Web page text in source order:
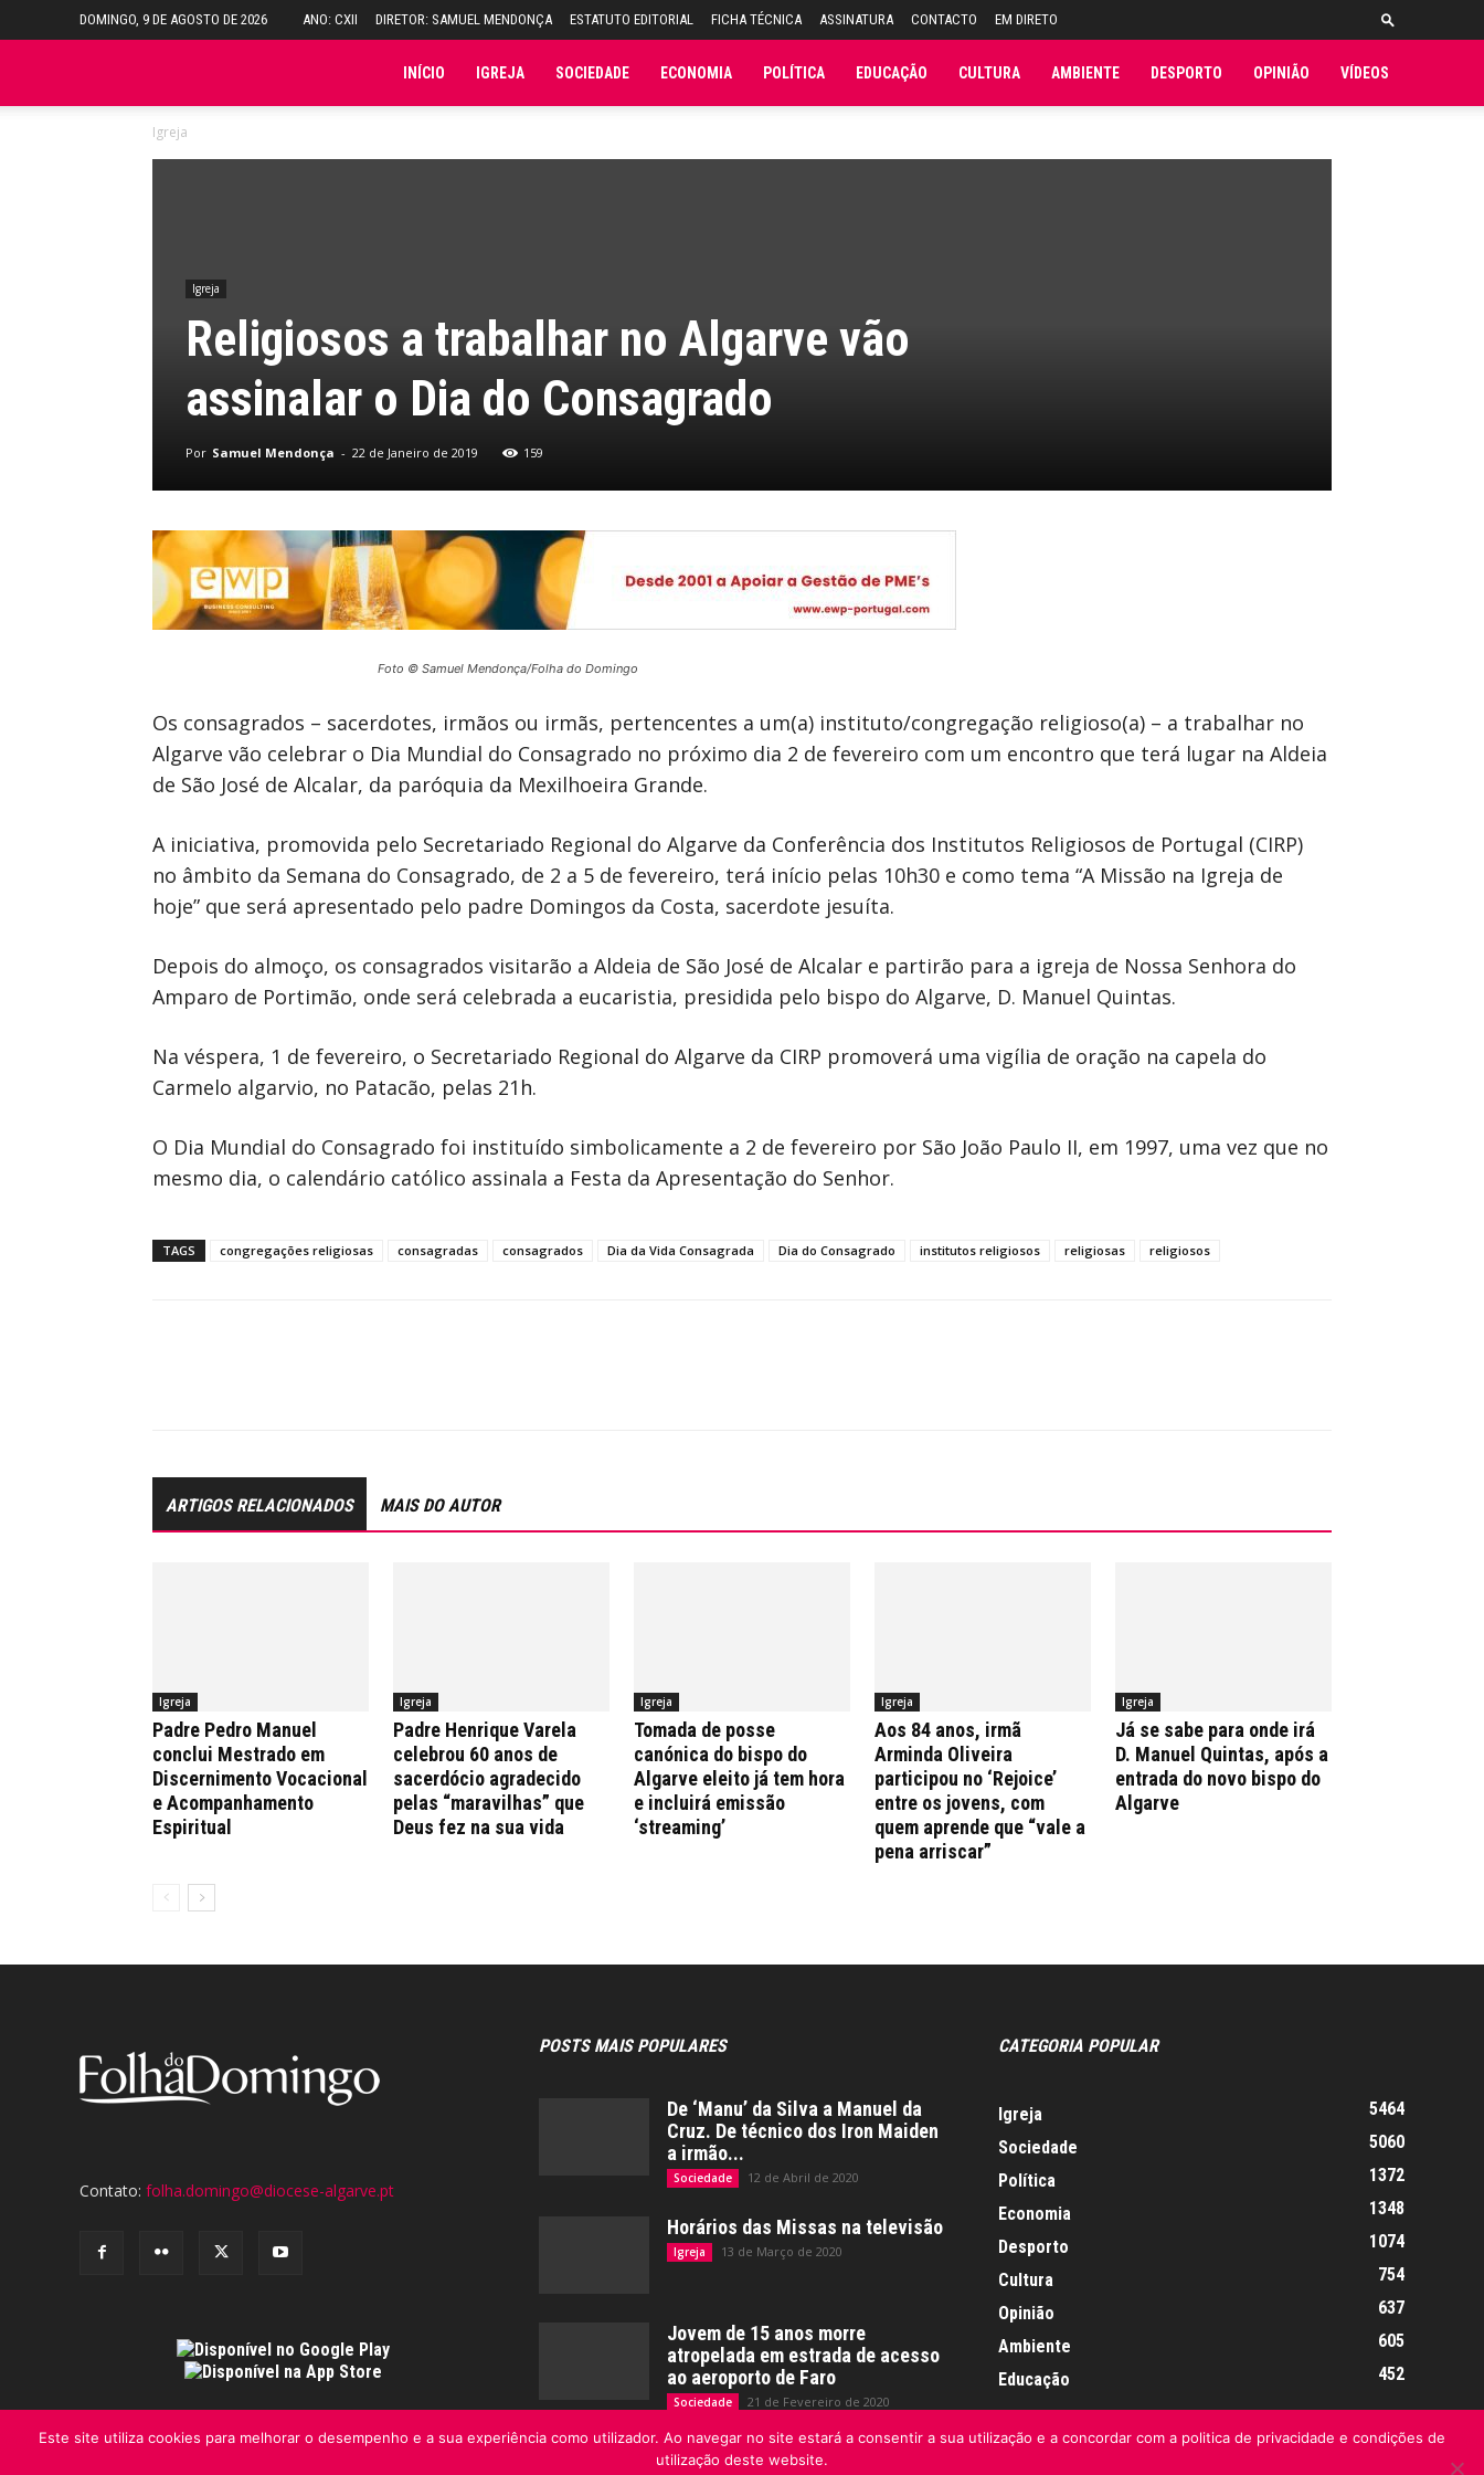
DOMINGO, 9 DE AGOSTO DE 2026 ANO: CXII DIRETOR: SAMUEL MENDONÇA ESTATUTO EDITORIAL FICHA TÉCNICA ASSINATURA CONTACTO EM DIRETO
INÍCIO IGREJA SOCIEDADE ECONOMIA POLÍTICA EDUCAÇÃO CULTURA AMBIENTE DESPORTO OPINIÃO VÍDEOS
Igreja
Igreja
Religiosos a trabalhar no Algarve vão
assinalar o Dia do Consagrado
Por Samuel Mendonça - 22 de Janeiro de 2019 159
Foto © Samuel Mendonça/Folha do Domingo
Os consagrados – sacerdotes, irmãos ou irmãs, pertencentes a um(a) instituto/congregação religioso(a) – a trabalhar no
Algarve vão celebrar o Dia Mundial do Consagrado no próximo dia 2 de fevereiro com um encontro que terá lugar na Aldeia
de São José de Alcalar, da paróquia da Mexilhoeira Grande.
A iniciativa, promovida pelo Secretariado Regional do Algarve da Conferência dos Institutos Religiosos de Portugal (CIRP)
no âmbito da Semana do Consagrado, de 2 a 5 de fevereiro, terá início pelas 10h30 e como tema “A Missão na Igreja de
hoje” que será apresentado pelo padre Domingos da Costa, sacerdote jesuíta.
Depois do almoço, os consagrados visitarão a Aldeia de São José de Alcalar e partirão para a igreja de Nossa Senhora do
Amparo de Portimão, onde será celebrada a eucaristia, presidida pelo bispo do Algarve, D. Manuel Quintas.
Na véspera, 1 de fevereiro, o Secretariado Regional do Algarve da CIRP promoverá uma vigília de oração na capela do
Carmelo algarvio, no Patacão, pelas 21h.
O Dia Mundial do Consagrado foi instituído simbolicamente a 2 de fevereiro por São João Paulo II, em 1997, uma vez que no
mesmo dia, o calendário católico assinala a Festa da Apresentação do Senhor.
TAGS congregações religiosas consagradas consagrados Dia da Vida Consagrada Dia do Consagrado institutos religiosos religiosas religiosos
ARTIGOS RELACIONADOS MAIS DO AUTOR
Igreja
Padre Pedro Manuel
conclui Mestrado em
Discernimento Vocacional
e Acompanhamento
Espiritual
Igreja
Padre Henrique Varela
celebrou 60 anos de
sacerdócio agradecido
pelas “maravilhas” que
Deus fez na sua vida
Igreja
Tomada de posse
canónica do bispo do
Algarve eleito já tem hora
e incluirá emissão
‘streaming’
Igreja
Aos 84 anos, irmã
Arminda Oliveira
participou no ‘Rejoice’
entre os jovens, com
quem aprende que “vale a
pena arriscar”
Igreja
Já se sabe para onde irá
D. Manuel Quintas, após a
entrada do novo bispo do
Algarve
Contato: folha.domingo@diocese-algarve.pt
POSTS MAIS POPULARES
De ‘Manu’ da Silva a Manuel da
Cruz. De técnico dos Iron Maiden
a irmão...
Sociedade 12 de Abril de 2020
Horários das Missas na televisão
Igreja 13 de Março de 2020
Jovem de 15 anos morre
atropelada em estrada de acesso
ao aeroporto de Faro
Sociedade 21 de Fevereiro de 2020
CATEGORIA POPULAR
Igreja
5464
Sociedade
5060
Política
1372
Economia
1348
Desporto
1074
Cultura
754
Opinião
637
Ambiente
605
Educação
452
Este site utiliza cookies para melhorar o desempenho e a sua experiência como utilizador. Ao navegar no site estará a consentir a sua utilização e a concordar com a politica de privacidade e condições de
utilização deste website.